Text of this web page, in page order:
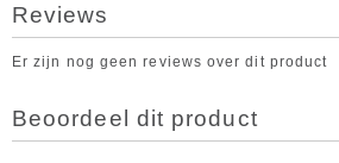
Reviews
Er zijn nog geen reviews over dit product
Beoordeel dit product